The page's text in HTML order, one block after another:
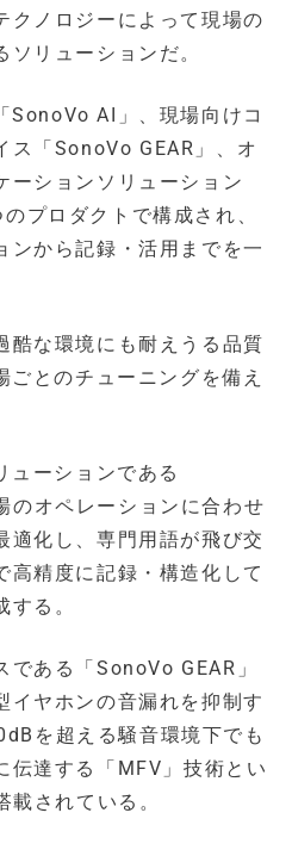
クノロジーによって現場の
リューションだ。
SonoVo AI」、現場向けコ
ス「SonoVo GEAR」、オ
ーションソリューション
プロダクトで構成され、
ンから記録・活用までを一
酷な環境にも耐えうる品質
ごとのチューニングを備え
ューションである
のオペレーションに合わせ
適化し、専門用語が飛び交
高精度に記録・構造化して
る。
である「SonoVo GEAR」
イヤホンの音漏れを抑制す
を超える騒音環境下でも
伝達する「MFV」技術とい
されている。